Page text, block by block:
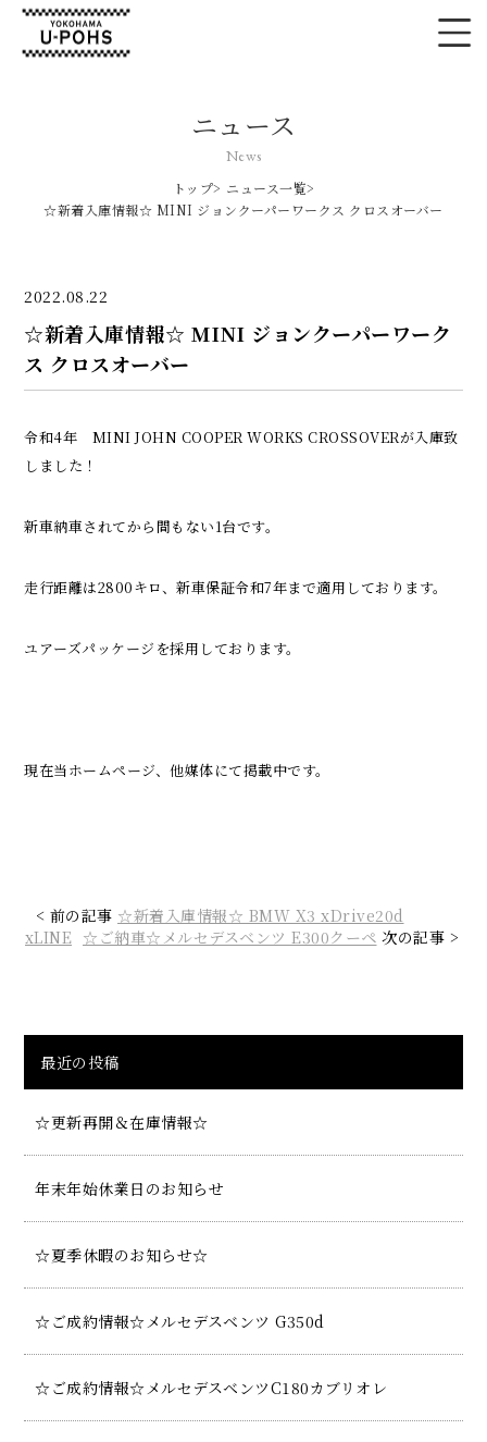
ニュース
News
トップ
ニュース一覧
☆新着入庫情報☆ MINI ジョンクーパーワークス クロスオーバー
2022.08.22
☆新着入庫情報☆ MINI ジョンクーパーワーク
ス クロスオーバー
令和4年 MINI JOHN COOPER WORKS CROSSOVERが入庫致
しました！
新車納車されてから間もない1台です。
走行距離は2800キロ、新車保証令和7年まで適用しております。
ユアーズパッケージを採用しております。
現在当ホームページ、他媒体にて掲載中です。
< 前の記事 ☆新着入庫情報☆ BMW X3 xDrive20d
xLINE ☆ご納車☆メルセデスベンツ E300クーペ 次の記事 >
最近の投稿
☆更新再開＆在庫情報☆
年末年始休業日のお知らせ
☆夏季休暇のお知らせ☆
☆ご成約情報☆メルセデスベンツ G350d
☆ご成約情報☆メルセデスベンツC180カブリオレ